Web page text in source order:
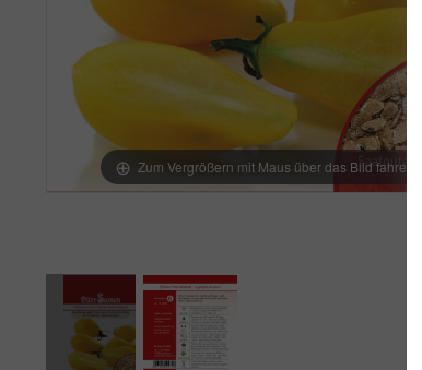
Zum Vergrößern mit Maus über das Bild fahren